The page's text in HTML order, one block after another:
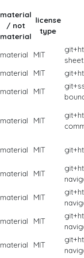
material
/ not
material
license
type
material MIT
material MIT
material MIT
material MIT
material MIT
material MIT
material MIT
material MIT
material MIT